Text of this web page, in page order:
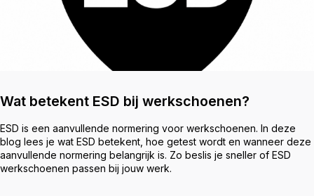
Wat betekent ESD bij werkschoenen?
ESD is een aanvullende normering voor werkschoenen. In deze
blog lees je wat ESD betekent, hoe getest wordt en wanneer deze
aanvullende normering belangrijk is. Zo beslis je sneller of ESD
werkschoenen passen bij jouw werk.